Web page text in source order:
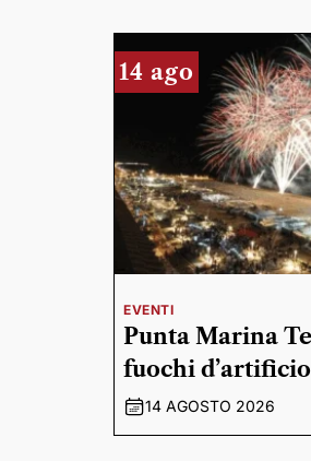
14 ago
EVENTI
Punta Marina
fuochi d’artificio
14 AGOSTO 2026